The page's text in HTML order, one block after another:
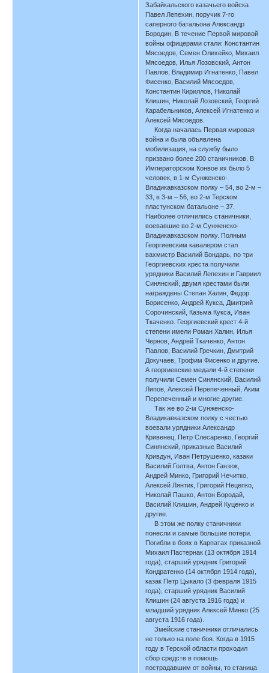
Забайкальского казачьего войска
Павел Лепехин, поручик 7-го
саперного батальона Александр
Бородин. В течение Первой мировой
войны офицерами стали: Константин
Мясоедов, Семен Олихейко, Михаил
Мясоедов, Илья Лозовский, Антон
Павлов, Владимир Игнатенко, Павел
Фисенко, Василий Мясоедов,
Константин Кириллов, Николай
Клишин, Николай Лозовский, Георгий
Карабельников, Алексей Игнатенко и
Алексей Мясоедов.
Когда началась Первая мировая
война и была объявлена
мобилизация, на службу было
призвано более 200 станичников. В
Императорском Конвое их было 5
человек, в 1-м Сунженско-
Владикавказском полку – 54, во 2-м –
33, в 3-м – 56, во 2-м Терском
пластунском батальоне – 37.
Наиболее отличились станичники,
воевавшие во 2-м Сунженско-
Владикавказском полку. Полным
Георгиевским кавалером стал
вахмистр Василий Бондарь, по три
Георгиевских креста получили
урядники Василий Лепехин и Гавриил
Синянский, двумя крестами были
награждены Степан Халин, Федор
Борисенко, Андрей Кукса, Дмитрий
Сорочинский, Казьма Кукса, Иван
Ткаченко. Георгиевский крест 4-й
степени имели Роман Халин, Илья
Чернов, Андрей Ткаченко, Антон
Павлов, Василий Гречкин, Дмитрий
Докучаев, Трофим Фисенко и другие.
А георгиевские медали 4-й степени
получили Семен Синянский, Василий
Липов, Алексей Перепеченный, Аким
Перепеченный и многие другие.
Так же во 2-м Сунженско-
Владикавказском полку с честью
воевали урядники Александр
Кривенец, Петр Слесаренко, Георгий
Синянский, приказные Василий
Кривдун, Иван Петрушенко, казаки
Василий Голтва, Антон Ганзюк,
Андрей Минко, Григорий Нечитко,
Алексей Лянтик, Григорий Нецепко,
Николай Пашко, Антон Бородай,
Василий Клишин, Андрей Куценко и
другие.
В этом же полку станичники
понесли и самые большие потери.
Погибли в боях в Карпатах приказной
Михаил Пастернак (13 октября 1914
года), старший урядник Григорий
Кондратенко (14 октября 1914 года),
казак Петр Цыкало (3 февраля 1915
года), старший урядник Василий
Клишин (24 августа 1916 года) и
младший урядник Алексей Минко (25
августа 1916 года).
Змейские станичники отличались
не только на поле боя. Когда в 1915
году в Терской области проходил
сбор средств в помощь
пострадавшим от войны, то станица